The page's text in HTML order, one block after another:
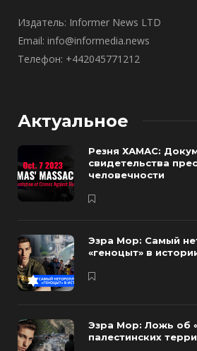
Издатель: Informer News LTD
Email: info@informedia.news
Телефон: +442045771212
Актуальное
Резня ХАМАС:
свидетельства
человечности
Эзра Мор: Самый
«геноцыт» в
Эзра Мор: Ложь об
палестинских